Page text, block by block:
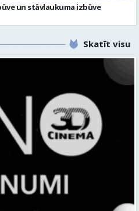
un stāvlaukuma izbūve
Skatīt visu